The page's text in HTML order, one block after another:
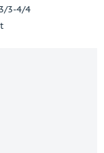
3-4/4